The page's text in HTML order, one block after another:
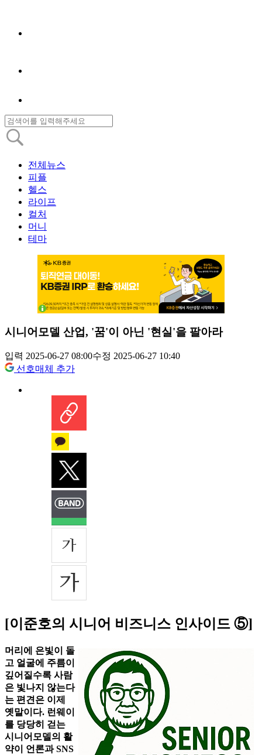
전체뉴스
피플
헬스
라이프
컬처
머니
테마
시니어모델 산업, '꿈'이 아닌 '현실'을 팔아라
입력 2025-06-27 08:00수정 2025-06-27 10:40
선호매체 추가
[이준호의 시니어 비즈니스 인사이드 ⑤]
머리에 은빛이 돌
고 얼굴에 주름이
깊어질수록 사람
은 빛나지 않는다
는 편견은 이제
옛말이다. 런웨이
를 당당히 걷는
시니어모델의 활
약이 언론과 SNS